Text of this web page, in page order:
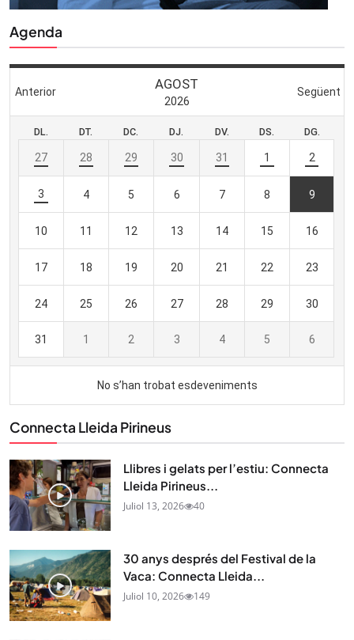
Agenda
Connecta Lleida Pirineus
Llibres i gelats per l’estiu: Connecta
Lleida Pirineus...
Juliol 13, 2026 40
30 anys després del Festival de la
Vaca: Connecta Lleida...
Juliol 10, 2026 149